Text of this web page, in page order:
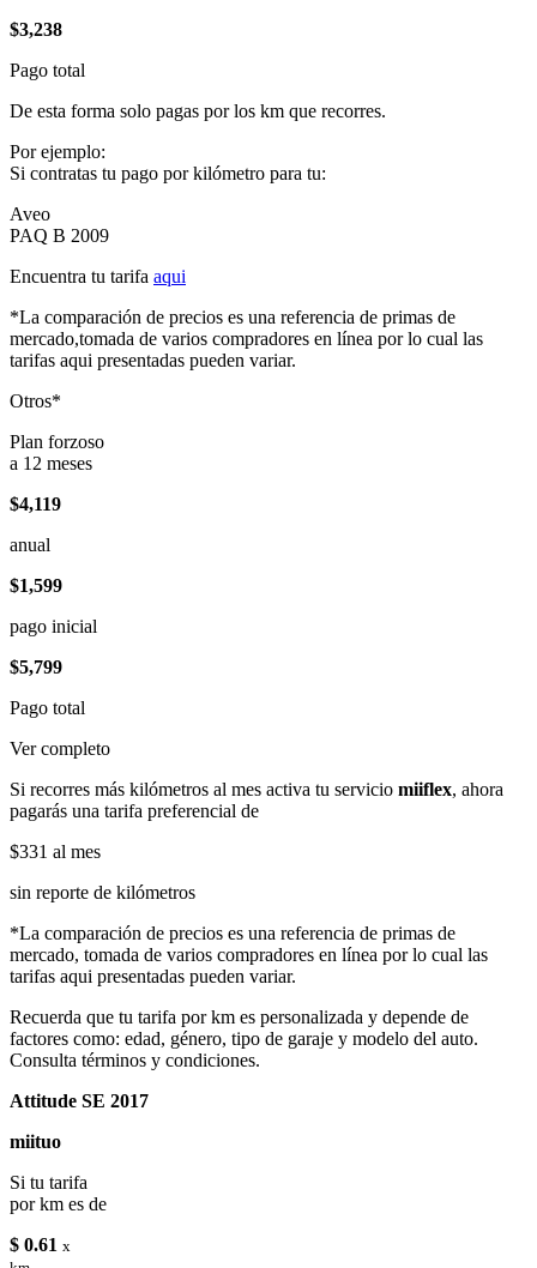
$3,238
Pago total
De esta forma solo pagas por los km que recorres.
Por ejemplo:
Si contratas tu pago por kilómetro para tu:
Aveo
PAQ B 2009
Encuentra tu tarifa aqui
*La comparación de precios es una referencia de primas de
mercado,tomada de varios compradores en línea por lo cual las
tarifas aqui presentadas pueden variar.
Otros*
Plan forzoso
a 12 meses
$4,119
anual
$1,599
pago inicial
$5,799
Pago total
Ver completo
Si recorres más kilómetros al mes activa tu servicio miiflex, ahora
pagarás una tarifa preferencial de
$331 al mes
sin reporte de kilómetros
*La comparación de precios es una referencia de primas de
mercado, tomada de varios compradores en línea por lo cual las
tarifas aqui presentadas pueden variar.
Recuerda que tu tarifa por km es personalizada y depende de
factores como: edad, género, tipo de garaje y modelo del auto.
Consulta términos y condiciones.
Attitude SE 2017
miituo
Si tu tarifa
por km es de
$ 0.61 x